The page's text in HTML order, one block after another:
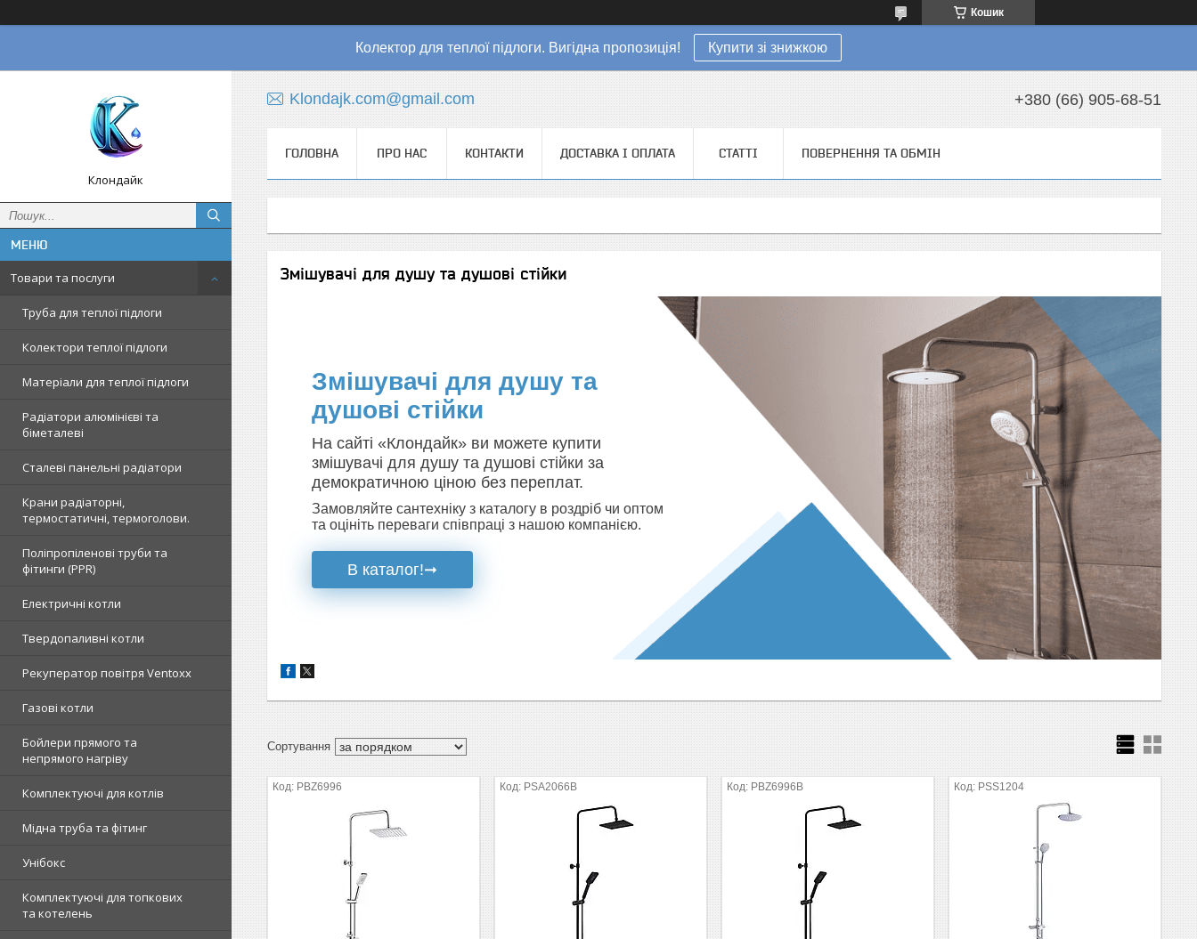
Кошик
Колектор для теплої підлоги. Вигідна пропозиція! Купити зі знижкою
Клондайк
Товари та послуги
Труба для теплої підлоги
Колектори теплої підлоги
Матеріали для теплої підлоги
Радіатори алюмінієві та
біметалеві
Сталеві панельні радіатори
Крани радіаторні,
термостатичні, термоголови.
Поліпропіленові труби та
фітинги (PPR)
Електричні котли
Твердопаливні котли
Рекуператор повітря Ventoxx
Газові котли
Бойлери прямого та
непрямого нагріву
Комплектуючі для котлів
Мідна труба та фітинг
Унібокс
Комплектуючі для топкових
та котелень
Klondajk.com@gmail.com +380 (66) 905-68-51
ГОЛОВНА ПРО НАС КОНТАКТИ ДОСТАВКА І ОПЛАТА СТАТТІ ПОВЕРНЕННЯ ТА ОБМІН
Змішувачі для душу та душові стійки
Змішувачі для душу та
душові стійки
На сайті «Клондайк» ви можете купити
змішувачі для душу та душові стійки за
демократичною ціною без переплат.
Замовляйте сантехніку з каталогу в роздріб чи оптом
та оцініть переваги співпраці з нашою компанією.
В каталог!➞
PBZ6996 PSA2066B PBZ6996B PSS1204